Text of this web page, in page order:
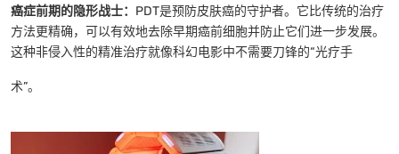
癌症前期的隐形战士： PDT是预防皮肤癌的守护者。它比传统的治疗
方法更精确，可以有效地去除早期癌前细胞并防止它们进一步发展。
这种非侵入性的精准治疗就像科幻电影中不需要刀锋的“光疗手
术”。